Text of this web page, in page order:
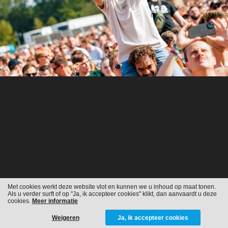
Met cookies werkt deze website vlot en kunnen we u inhoud op maat tonen.
Als u verder surft of op "Ja, ik accepteer cookies" klikt, dan aanvaardt u deze
cookies. Meer informatie
Weigeren Ja, ik accepteer cookies